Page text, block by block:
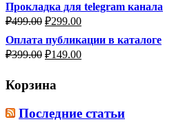
составляла
₽799.00.
₽499.00.
Прокладка для telegram канала
₽499.00 Первоначальная
составляла
₽499.00.
₽299.00Текущая
₽299.00.
Оплата публикации в каталоге
₽399.00 Первоначальная
₽399.00.
₽149.00Текущая
Корзина
Последние статьи